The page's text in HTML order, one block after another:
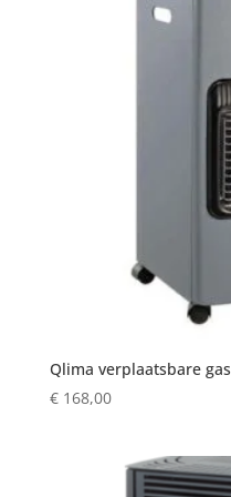
Qlima verplaatsbare
€168,00